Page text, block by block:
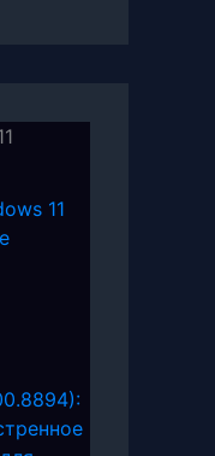
11